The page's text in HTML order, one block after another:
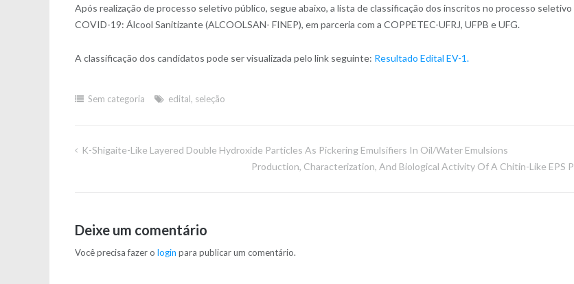
Após realização de processo seletivo público, segue abaixo, a lista de classificação dos inscritos no processo
COVID-19: Álcool Sanitizante (ALCOOLSAN- FINEP), em parceria com a COPPETEC-UFRJ, UFPB e UFG.
A classificação dos candidatos pode ser visualizada pelo link seguinte: Resultado Edital EV-1.
Sem categoria edital, seleção
Navegação
Post
K-Shigaite-Like Layered Double Hydroxide Particles As Pickering Emulsifiers In Oil/water Emulsions
Production, Characterization, And Biological Activity Of A Chitin-Like EPS
Deixe um comentário
Você precisa fazer ologin para publicar um comentário.